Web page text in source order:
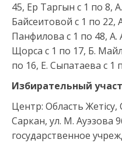
45, Ер Таргын с 1 по 8,
Байсеитовой с 1 по 22,
Панфилова с 1 по 48, А.
Щорса с 1 по 17, Б.
по 16, Е. Сыпатаева с 1
Избирательный
Центр: Область
Саркан, ул. М. Ауэзова
государственное